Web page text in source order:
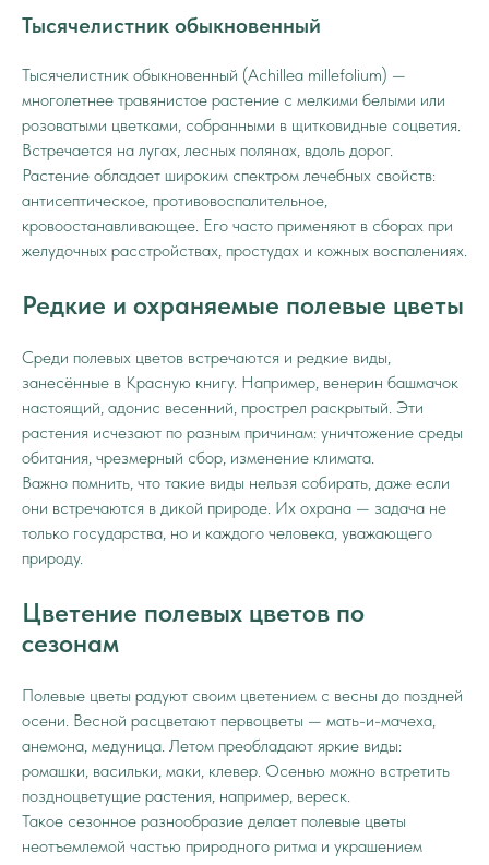
Тысячелистник обыкновенный
Тысячелистник обыкновенный (Achillea millefolium) —
многолетнее травянистое растение с мелкими белыми или
розоватыми цветками, собранными в щитковидные соцветия.
Встречается на лугах, лесных полянах, вдоль дорог.
Растение обладает широким спектром лечебных свойств:
антисептическое, противовоспалительное,
кровоостанавливающее. Его часто применяют в сборах при
желудочных расстройствах, простудах и кожных воспалениях.
Редкие и охраняемые полевые цветы
Среди полевых цветов встречаются и редкие виды,
занесённые в Красную книгу. Например, венерин башмачок
настоящий, адонис весенний, прострел раскрытый. Эти
растения исчезают по разным причинам: уничтожение среды
обитания, чрезмерный сбор, изменение климата.
Важно помнить, что такие виды нельзя собирать, даже если
они встречаются в дикой природе. Их охрана — задача не
только государства, но и каждого человека, уважающего
природу.
Цветение полевых цветов по
сезонам
Полевые цветы радуют своим цветением с весны до поздней
осени. Весной расцветают первоцветы — мать-и-мачеха,
анемона, медуница. Летом преобладают яркие виды:
ромашки, васильки, маки, клевер. Осенью можно встретить
поздноцветущие растения, например, вереск.
Такое сезонное разнообразие делает полевые цветы
неотъемлемой частью природного ритма и украшением